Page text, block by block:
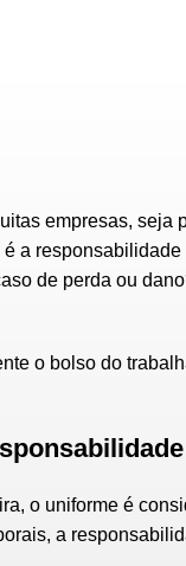
empresas,
a
de perda ou
o bolso do
o uniforme é
a